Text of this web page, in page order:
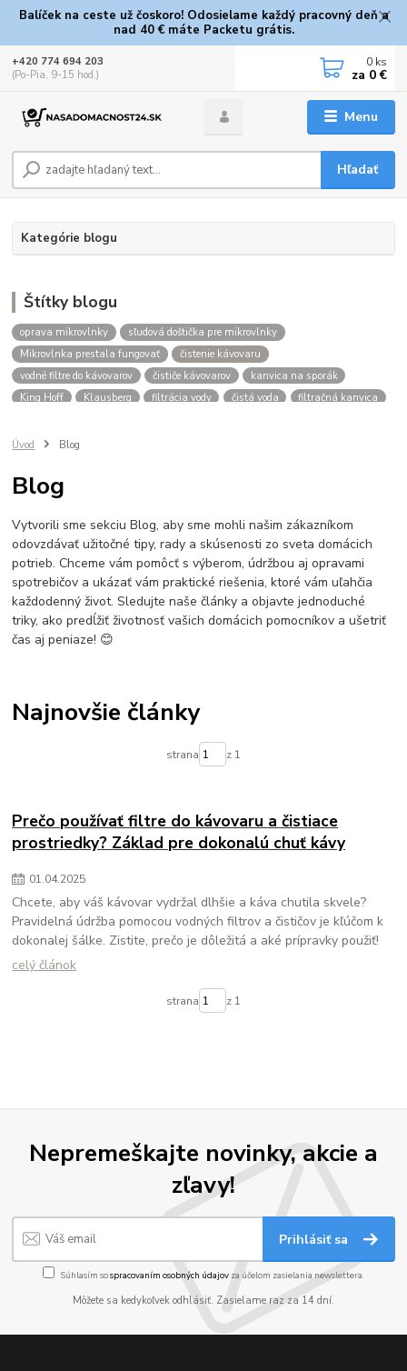
Balíček na ceste už čoskoro! Odosielame každý pracovný deň a
nad 40 € máte Packetu grátis.
Menu
Hľadať
+420 774 694 203
(Po-Pia, 9-15 hod.)
0 ks
za 0 €
Kategórie blogu
Štítky blogu
oprava mikrovlnky
sľudová doštička pre mikrovlnky
Mikrovlnka prestala fungovať
čistenie kávovaru
vodné filtre do kávovarov
čističe kávovarov
kanvica na sporák
King Hoff
Klausberg filtrácia vody čistá voda filtračná kanvica
Úvod Blog
Blog
Vytvorili sme sekciu Blog, aby sme mohli našim zákazníkom
odovzdávať užitočné tipy, rady a skúsenosti zo sveta domácich
potrieb. Chceme vám pomôcť s výberom, údržbou aj opravami
spotrebičov a ukázať vám praktické riešenia, ktoré vám uľahčia
každodenný život. Sledujte naše články a objavte jednoduché
triky, ako predĺžiť životnosť vašich domácich pomocníkov a ušetriť
čas aj peniaze! 😊
Najnovšie články
strana z 1
Prečo používať filtre do kávovaru a čistiace
prostriedky? Základ pre dokonalú chuť kávy
01.04.2025
Chcete, aby váš kávovar vydržal dlhšie a káva chutila skvele?
Pravidelná údržba pomocou vodných filtrov a čističov je kľúčom k
dokonalej šálke. Zistite, prečo je dôležitá a aké prípravky použiť!
celý článok
strana z 1
Nepremeškajte novinky, akcie a
zľavy!
Prihlásiť sa
Súhlasím sospracovaním osobných údajov za účelom zasielania newslettera.
Môžete sa kedykoľvek odhlásiť. Zasielame raz za 14 dní.